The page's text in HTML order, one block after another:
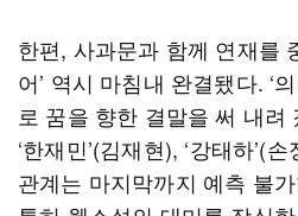
한편, 사과문과 함께 연재를
어’ 역시 마침내 완결됐다. ‘
로 꿈을 향한 결말을 써 내려
‘한재민’(김재현), ‘강태하’(
관계는 마지막까지 예측 불